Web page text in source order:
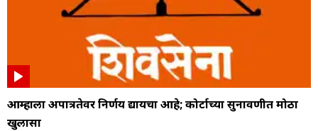
आम्हाला अपात्रतेवर निर्णय द्यायचा आहे; कोर्टाच्या सुनावणीत मोठा
खुलासा